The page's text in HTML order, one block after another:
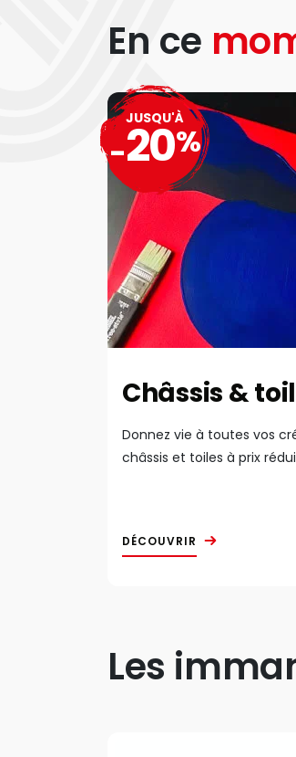
En ce
Châssis &
Donnez vie à toutes vos
châssis et toiles à prix
DÉCOUVRIR
JUSQU'À
-20%
Les